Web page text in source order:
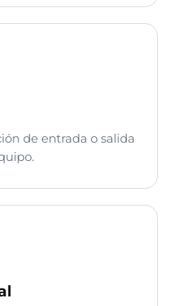
de entrada o salida